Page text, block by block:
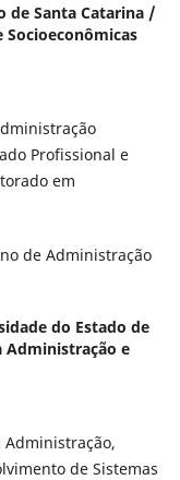
de Santa Catarina /
Socioeconômicas
Profissional e
em
de Administração
do Estado de
Administração e
Administração,
de Sistemas